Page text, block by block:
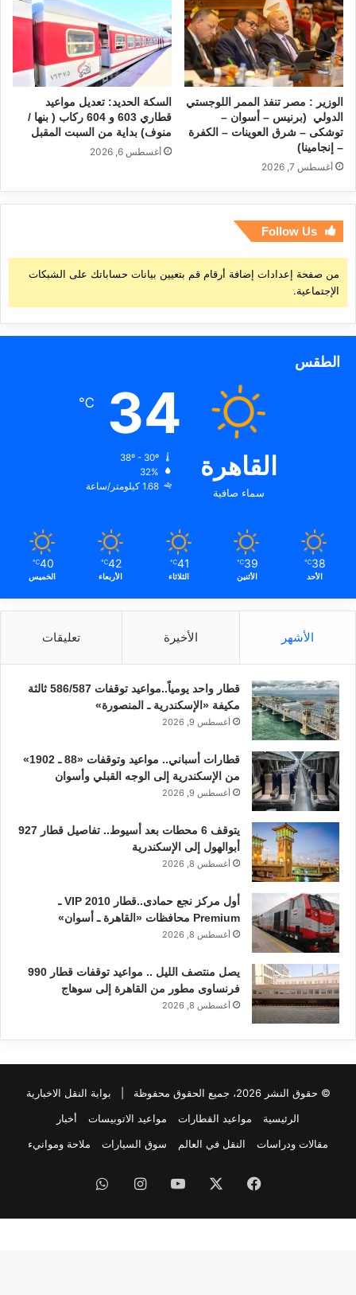
الوزير : مصر تنفذ الممر اللوجستي
الدولي (برنيس – أسوان –
توشكى – شرق العوينات – الكفرة
– إنجامينا)
أغسطس 7, 2026
السكة الحديد: تعديل مواعيد
قطاري 603 و 604 ركاب ( بنها /
منوف) بداية من السبت المقبل
أغسطس 6, 2026
Follow Us
من صفحة إعدادات إضافة أرقام قم بتعيين بيانات حساباتك على الشبكات
الإجتماعية.
الطقس
القاهرة
سماء صافية
34
℃
32%
1.68 كيلومتر/ساعة
38
℃
الأحد
39
℃
الأثنين
41
℃
الثلاثاء
42
℃
الأربعاء
40
℃
الخميس
الأشهر الأخيرة تعليقات
قطار واحد يومياً..مواعيد توقفات 586/587 ثالثة
مكيفة «الإسكندرية ـ المنصورة»
أغسطس 9, 2026
قطارات أسباني.. مواعيد وتوقفات «88 ـ 1902»
من الإسكندرية إلى الوجه القبلي وأسوان
أغسطس 9, 2026
يتوقف 6 محطات بعد أسيوط.. تفاصيل قطار 927
أبوالهول إلى الإسكندرية
أغسطس 8, 2026
أول مركز نجع حمادى..قطار 2010 VIP ـ
Premium محافظات «القاهرة ـ أسوان»
أغسطس 8, 2026
يصل منتصف الليل .. مواعيد توقفات قطار 990
فرنساوى مطور من القاهرة إلى سوهاج
أغسطس 8, 2026
© حقوق النشر 2026، جميع الحقوق محفوظة |
بوابة النقل الاخبارية
الرئيسية
مواعيد القطارات مواعيد الاتوبيسات
أخبار
مقالات ودراسات
النقل في العالم سوق السيارات ملاحة وموانيء
فيسبوك ‫YouTubeانستقرام